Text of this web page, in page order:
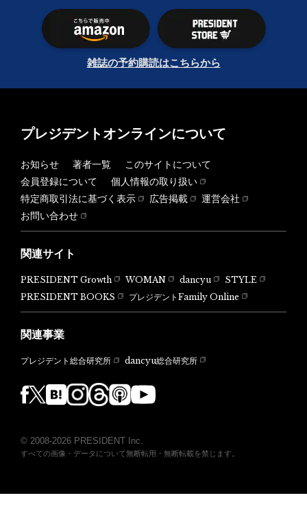
雑誌の予約購読はこちらから
プレジデントオンラインについて
お知らせ 著者一覧
このサイトについて
会員登録について
個人情報の取り扱い
特定商取引法に基づく表示
広告掲載
運営会社
お問い合わせ
関連サイト
PRESIDENT Growth WOMAN dancyu
STYLE
PRESIDENT BOOKS
プレジデントFamily Online
関連事業
プレジデント総合研究所 dancyu総合研究所
© 2008-2026 PRESIDENT Inc.
すべての画像・データについて無断転用・無断転載を禁じます。